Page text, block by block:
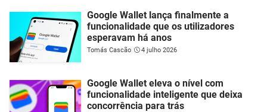
Google Wallet lança finalmente a
funcionalidade que os utilizadores
esperavam há anos
Tomás Cascão 4 julho 2026
Google Wallet eleva o nível com
funcionalidade inteligente que deixa
concorrência para trás